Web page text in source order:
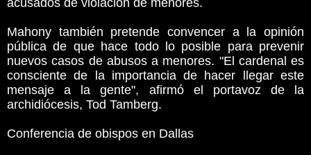
acusados de violación de menores.
Mahony también pretende convencer a la opinión
pública de que hace todo lo posible para prevenir
nuevos casos de abusos a menores. "El cardenal es
consciente de la importancia de hacer llegar este
mensaje a la gente", afirmó el portavoz de la
archidiócesis, Tod Tamberg.
Conferencia de obispos en Dallas